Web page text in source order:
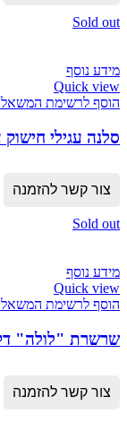
Sold out
מידע נוסף
Quick view
הוסף לרשימת
סלנה עגילי חישוק
צור קשר להזמנה
Sold out
מידע נוסף
Quick view
הוסף לרשימת
שרשרת "לולה" דקה(
צור קשר להזמנה